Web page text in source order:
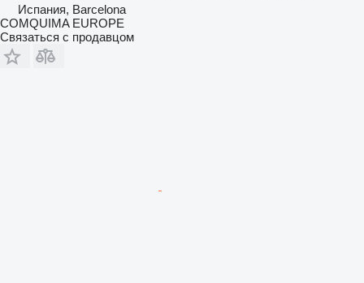
Испания, Barcelona
COMQUIMA EUROPE
Связаться с продавцом